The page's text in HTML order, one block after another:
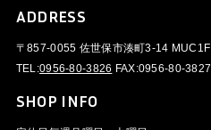
ADDRESS
〒857-0055 佐世保市湊町3-14 MUC1F
TEL:0956-80-3826 FAX:0956-80-3827
SHOP INFO